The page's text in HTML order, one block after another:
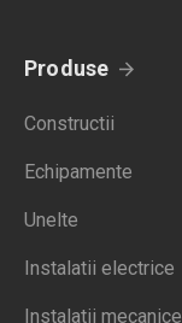
Produse
Constructii
Echipamente
Unelte
Instalatii electrice
Instalatii mecanice